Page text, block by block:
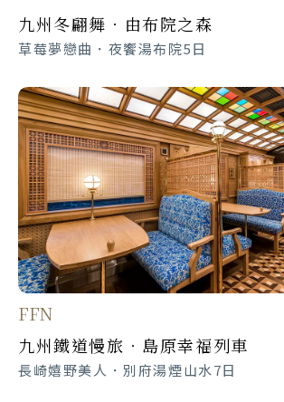
因此，團員因疾病死亡及疾
用，則不在本保險保障範圍。
2.旅行平安險：海外旅遊平安
『自行購買』。此保險的內容
公司都不同；涵蓋項目也都
議請洽各自承保的保險公司
(千歲、函館、旭川等)。C.所
點皆是全額付費給航空公司（
行程景點、飯店、餐食照片
景色或菜色會隨季節、拍攝
同，敬請見諒！
旅遊快樂平安！考量旅客自
顧及同團團員旅遊權益，若
病、與年滿75歲以上、行動
況，敬請主動告知，且需有
同行，方可報名。如未告知身
遺失物處理：
已做此決定；若有個別特別餐
貴賓，晴日建議自組團。
個工作日前向微笑業務提出
會因作業因素無法變更。
交通：日本國土交通省規定
每日行車時間不得超過10小
發車時間開始），以防止司
所衍生之交通狀況。
國情習俗：溫泉泡湯區，皆
身上有紋身旅客進入泡湯，
因每個地區所使用高級飯店超
故無法全部列舉或當表列飯店
本公司將會以同等級飯店安排
知微笑服務專員，協助您洽詢
位。
日本交流協會台灣事務所
九州冬翩舞．由布院之森
草莓夢戀曲．夜饗湯布院5日
FFN
九州鐵道慢旅．島原幸福列車
長崎嬉野美人．別府湯煙山水7日